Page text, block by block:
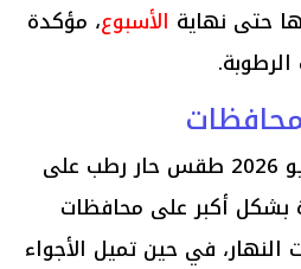
حتى نهاية الأسبوع، مؤكدة
بحسب توقعات الهيئة، يسود اليوم الثلاثاء 7 يوليو 2026 طقس حار رطب على
بشكل أكبر على محافظات
النهار، في حين تميل الأجواء